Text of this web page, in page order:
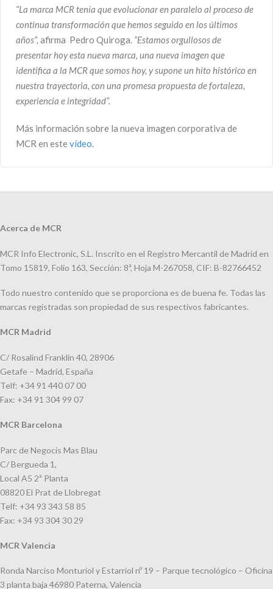
“La marca MCR tenía que evolucionar en paralelo al proceso de
continua transformación que hemos seguido en los últimos
años”, afirma Pedro Quiroga. “Estamos orgullosos de
presentar hoy esta nueva marca, una nueva imagen que
identifica a la MCR que somos hoy, y supone un hito histórico en
nuestra trayectoria, con una promesa propuesta de fortaleza,
experiencia e integridad”.
Más información sobre la nueva imagen corporativa de
MCR en estevídeo.
Acerca de MCR
MCR Info Electronic, S.L. Inscrito en el Registro Mercantil de Madrid en
Tomo 15819, Folio 163, Sección: 8ª, Hoja M-267058, CIF: B-82766452
Todo nuestro contenido que se proporciona es de buena fe. Todas las
marcas registradas son propiedad de sus respectivos fabricantes.
MCR Madrid
C/ Rosalind Franklin 40, 28906
Getafe – Madrid, España
Telf: +34 91 440 07 00
Fax: +34 91 304 99 07
MCR Barcelona
Parc de Negocis Mas Blau
C/ Bergueda 1,
Local A5 2ª Planta
08820 El Prat de Llobregat
Telf: +34 93 343 58 85
Fax: +34 93 304 30 29
MCR Valencia
Ronda Narciso Monturiol y Estarriol nº 19 – Parque tecnológico – Oficina
3 planta baja 46980 Paterna, Valencia